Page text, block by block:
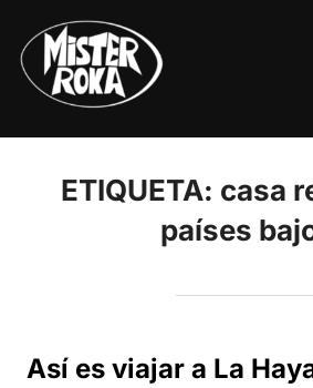
contenido
ETIQUETA: casa
países
Así es viajar a La